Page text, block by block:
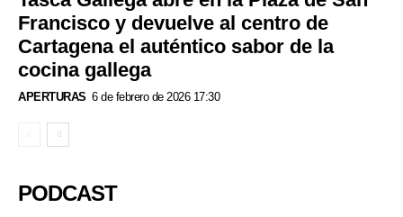
Francisco y devuelve al centro de
Cartagena el auténtico sabor de la
cocina gallega
APERTURAS 6 de febrero de 2026 17:30
PODCAST